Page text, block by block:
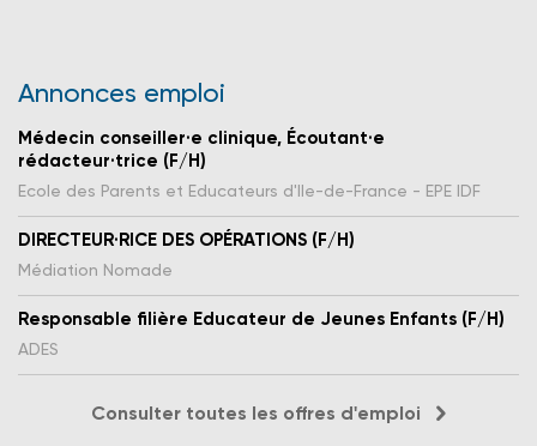
Annonces emploi
Médecin conseiller·e clinique, Écoutant·e
rédacteur·trice (F/H)
Ecole des Parents et Educateurs d'Ile-de-France - EPE IDF
DIRECTEUR·RICE DES OPÉRATIONS (F/H)
Médiation Nomade
Responsable filière Educateur de Jeunes Enfants (F/H)
ADES
Consulter toutes les offres d'emploi